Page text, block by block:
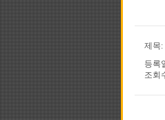
제목:
등록
조회